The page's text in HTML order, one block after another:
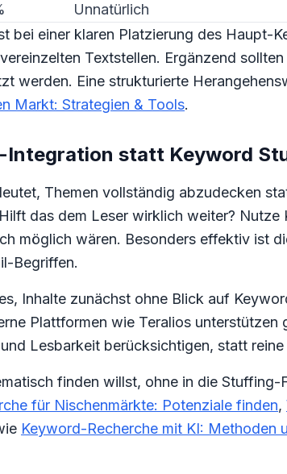
Unnatürlich
bei einer klaren Platzierung des Haupt-
Textstellen. Ergänzend
werden. Eine strukturierte
Markt: Strategien & Tools.
Integration statt Keyword
Themen vollständig abzudecken
das dem Leser wirklich weiter?
möglich wären. Besonders effektiv ist
Begriffen.
Inhalte zunächst ohne Blick auf
Plattformen wie Teralios unterstützen
Lesbarkeit berücksichtigen, statt
finden willst, ohne in die Stuffing-
für Nischenmärkte: Potenziale finden,
Keyword-Recherche mit KI: Methoden